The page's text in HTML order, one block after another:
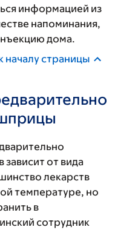
информацией из
напоминания,
дома.
началу страницы
от вида
лекарств
температуре, но
в
сотрудник